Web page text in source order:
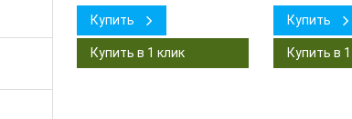
Купить Купить